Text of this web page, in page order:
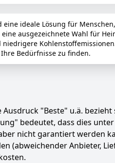
eine ideale Lösung für
ausgezeichnete Wahl für
Bedürfnisse zu finden.
"Beste" u.ä.
bedeutet, dass dies
nicht garantiert werden
(abweichender Anbieter,